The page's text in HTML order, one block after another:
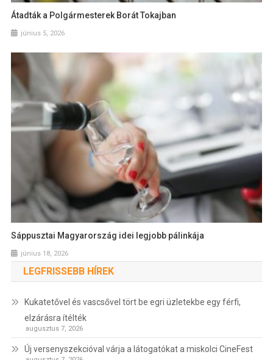
Átadták a Polgármesterek Borát Tokajban
június 5, 2026
Sáppusztai Magyarország idei legjobb pálinkája
június 18, 2026
LEGFRISSEBB HÍREK
Kukatetővel és vascsővel tört be egri üzletekbe egy férfi,
elzárásra ítélték
augusztus 7, 2026
Új versenyszekcióval várja a látogatókat a miskolci CineFest